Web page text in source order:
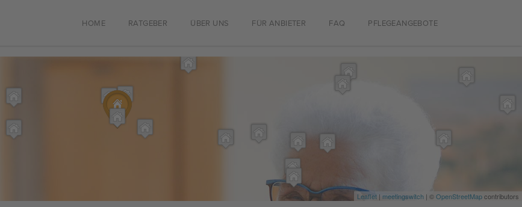
HOME RATGEBER ÜBER UNS FÜR ANBIETER FAQ PFLEGEANGEBOTE
Leaflet | meetingswitch | ©OpenStreetMapcontributors